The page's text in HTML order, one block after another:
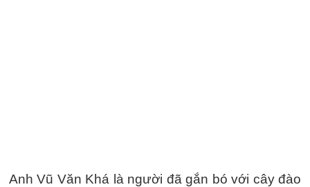
Anh Vũ Văn Khá là người đã gắn bó với cây đào